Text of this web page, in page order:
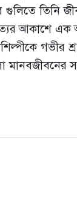
গুলিতে তিনি
আকাশে
গভীর
মানবজীবনের